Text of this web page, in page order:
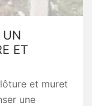
UN
ET
et muret
une